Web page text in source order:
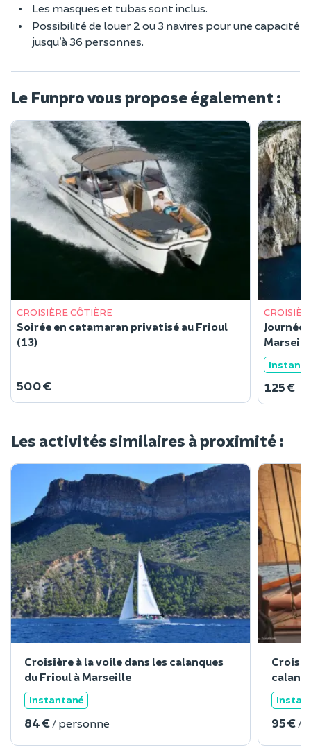
Les masques et tubas sont inclus.
Possibilité de louer 2 ou 3 navires pour une capacité
jusqu’à 36 personnes.
Le Funpro vous propose également :
CROISIÈRE CÔTIÈRE
Soirée en catamaran privatisé au Frioul
(13)
500 €
Journée
125 €
Les activités similaires à proximité :
Croisière à la voile dans les calanques
du Frioul à Marseille
Instantané
84 € / personne 95 € /